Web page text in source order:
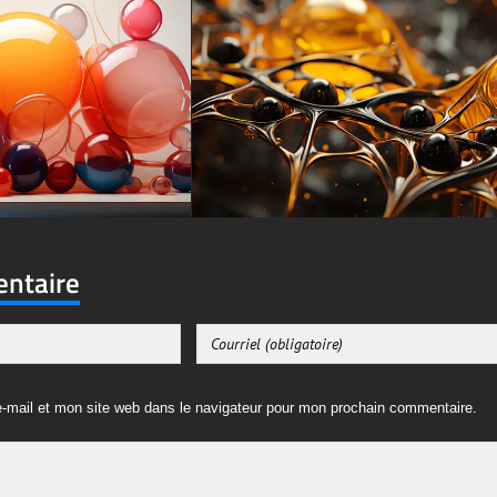
et mon site web dans le navigateur pour mon prochain commentaire.